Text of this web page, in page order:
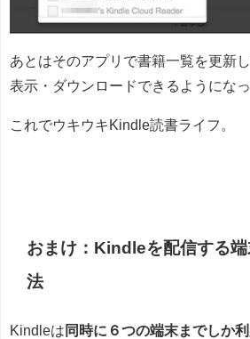
あとはそのアプリで書籍一覧を更新
表示・ダウンロードできるようにな
これでウキウキKindle読書ライフ。
おまけ：Kindleを配信する
法
Kindleは 同時に６つの端末までしか利